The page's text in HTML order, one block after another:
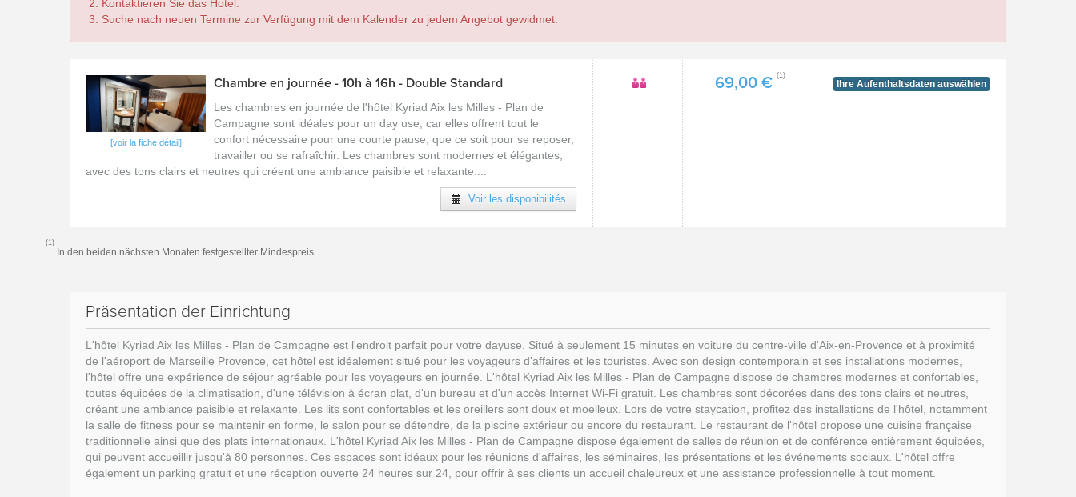
Kontaktieren Sie das Hotel.
Suche nach neuen Termine zur Verfügung mit dem Kalender zu jedem Angebot gewidmet.
[voir la fiche détail]
Chambre en journée - 10h à 16h - Double Standard
Les chambres en journée de l'hôtel Kyriad Aix les Milles - Plan de
Campagne sont idéales pour un day use, car elles offrent tout le
confort nécessaire pour une courte pause, que ce soit pour se reposer,
travailler ou se rafraîchir. Les chambres sont modernes et élégantes,
avec des tons clairs et neutres qui créent une ambiance paisible et relaxante....
Voir les disponibilités
69,00 €
(1)
Ihre Aufenthaltsdaten auswählen
(1)
In den beiden nächsten Monaten festgestellter Mindespreis
Präsentation der Einrichtung
L'hôtel Kyriad Aix les Milles - Plan de Campagne est l'endroit parfait pour votre dayuse. Situé à seulement 15 minutes en voiture du centre-ville d'Aix-en-Provence et à proximité
de l'aéroport de Marseille Provence, cet hôtel est idéalement situé pour les voyageurs d'affaires et les touristes. Avec son design contemporain et ses installations modernes,
l'hôtel offre une expérience de séjour agréable pour les voyageurs en journée. L'hôtel Kyriad Aix les Milles - Plan de Campagne dispose de chambres modernes et confortables,
toutes équipées de la climatisation, d'une télévision à écran plat, d'un bureau et d'un accès Internet Wi-Fi gratuit. Les chambres sont décorées dans des tons clairs et neutres,
créant une ambiance paisible et relaxante. Les lits sont confortables et les oreillers sont doux et moelleux. Lors de votre staycation, profitez des installations de l'hôtel, notamment
la salle de fitness pour se maintenir en forme, le salon pour se détendre, de la piscine extérieur ou encore du restaurant. Le restaurant de l'hôtel propose une cuisine française
traditionnelle ainsi que des plats internationaux. L'hôtel Kyriad Aix les Milles - Plan de Campagne dispose également de salles de réunion et de conférence entièrement équipées,
qui peuvent accueillir jusqu'à 80 personnes. Ces espaces sont idéaux pour les réunions d'affaires, les séminaires, les présentations et les événements sociaux. L'hôtel offre
également un parking gratuit et une réception ouverte 24 heures sur 24, pour offrir à ses clients un accueil chaleureux et une assistance professionnelle à tout moment.